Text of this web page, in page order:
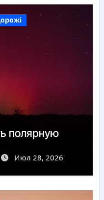
полярную
Июл 28, 2026